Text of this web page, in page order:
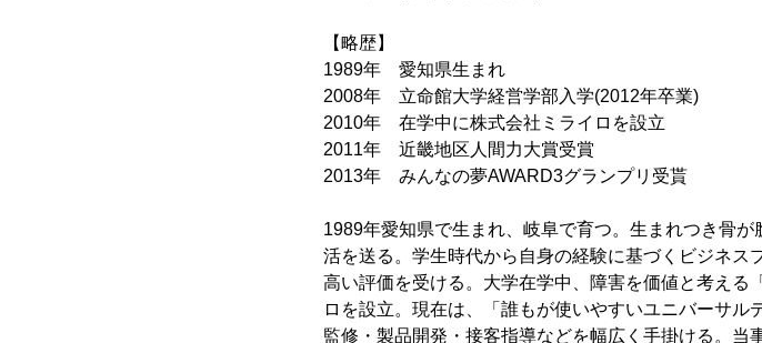
【略歴】
1989年 愛知県生まれ
2008年 立命館大学経営学部入学(2012年卒業)
2010年 在学中に株式会社ミライロを設立
2011年 近畿地区人間力大賞受賞
2013年 みんなの夢AWARD3グランプリ受貰
1989年愛知県で生まれ、岐阜で育つ。生まれつき骨
活を送る。学生時代から自身の経験に基づくビジネ
高い評価を受ける。大学在学中、障害を価値と考える
ロを設立。現在は、「誰もが使いやすいユニバーサ
監修・製品開発・接客指導などを幅広く手掛ける。